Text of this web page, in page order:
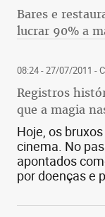
Bares e
lucrar 90% a
08:24 - 27/07/2011 -
Registros
que a magia
Hoje, os
cinema. No
apontados
por doenças e